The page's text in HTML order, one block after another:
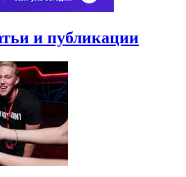
и публикации